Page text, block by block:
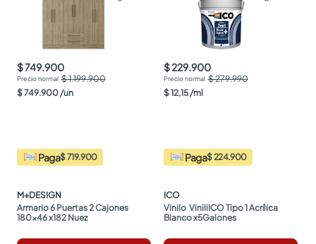
$ 749.900
$ 1.199.900
$749.900 /un
Paga$ 719.900
M+DESIGN
Armario 6 Puertas 2 Cajones
180x46 x182 Nuez
$ 229.900
$ 279.990
$12,15 /ml
Paga$ 224.900
ICO
Vinilo  ViniliICO Tipo 1 Acrílica
Blanco x5Galones